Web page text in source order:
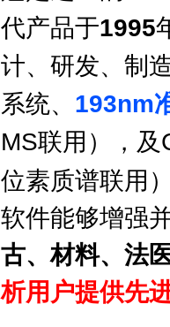
代产品于1995
计、研发、制
系统、 193nm
MS联用），及
位素质谱联用
软件能够增强
古、材料、法
析用户提供先